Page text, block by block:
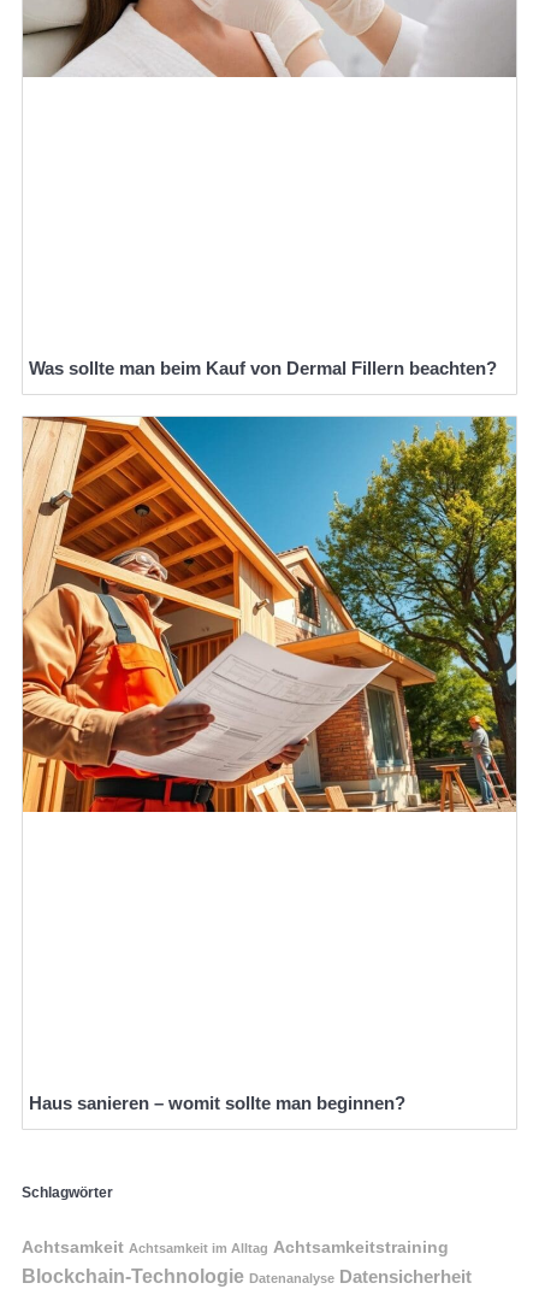
Was sollte man beim Kauf von Dermal Fillern beachten?
Haus sanieren – womit sollte man beginnen?
Schlagwörter
Achtsamkeit Achtsamkeit im Alltag Achtsamkeitstraining
Blockchain-Technologie Datenanalyse Datensicherheit